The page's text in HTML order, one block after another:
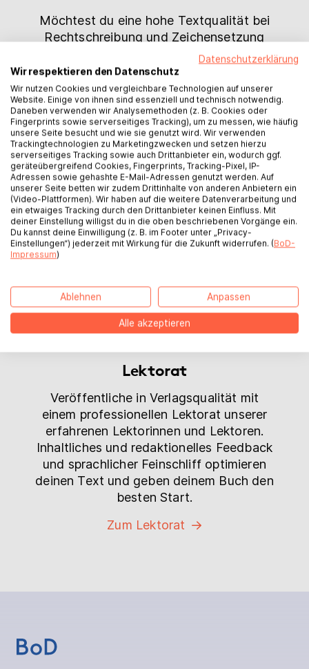
Möchtest du eine hohe Textqualität bei
Rechtschreibung und Zeichensetzung
und eine fehlerfreie Grammatik
sicherstellen? Dann helfen dir unsere
erfahreneren Korrektorinnen und
Korrektoren mit einer professionellen
Rechtschreibkorrektur deines Textes.
Zum Korrektorat
Plotgutachten
Funktionieren Geschichte und
Charaktere? Wenn du beim Schreiben
Hilfe brauchst und dir Feedback zu
Handlungsaufbau, Spannungsbogen,
wünschst, ist ein Plotgutachten perfekt
für dich.
Zum Plotgutachten
Lektorat
Veröffentliche in Verlagsqualität mit
einem professionellen Lektorat unserer
erfahrenen Lektorinnen und Lektoren.
Inhaltliches und redaktionelles Feedback
und sprachlicher Feinschliff optimieren
deinen Text und geben deinem Buch den
besten Start.
Zum Lektorat
Datenschutzerklärung
Wir respektieren den Datenschutz
Wir nutzen Cookies und vergleichbare Technologien auf unserer
Website. Einige von ihnen sind essenziell und technisch notwendig.
Daneben verwenden wir Analysemethoden (z. B. Cookies oder
Fingerprints sowie serverseitiges Tracking), um zu messen, wie häufig
unsere Seite besucht und wie sie genutzt wird. Wir verwenden
Trackingtechnologien zu Marketingzwecken und setzen hierzu
serverseitiges Tracking sowie auch Drittanbieter ein, wodurch ggf.
geräteübergreifend Cookies, Fingerprints, Tracking-Pixel, IP-
Adressen sowie gehashte E-Mail-Adressen genutzt werden. Auf
unserer Seite betten wir zudem Drittinhalte von anderen Anbietern ein
(Video-Plattformen). Wir haben auf die weitere Datenverarbeitung und
ein etwaiges Tracking durch den Drittanbieter keinen Einfluss. Mit
deiner Einstellung willigst du in die oben beschriebenen Vorgänge ein.
Du kannst deine Einwilligung (z. B. im Footer unter „Privacy-
Einstellungen“) jederzeit mit Wirkung für die Zukunft widerrufen. (BoD-
Impressum)
Ablehnen Anpassen
Alle akzeptieren